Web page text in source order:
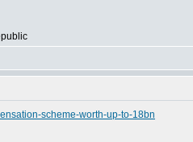
scheme-worth-up-to-18bn